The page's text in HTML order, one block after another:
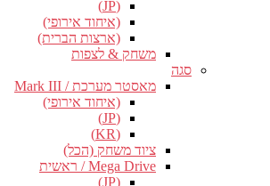
(JP)
(איחוד אירופי)
(ארצות הברית)
משחק & לצפות
סגה
מאסטר מערכת / Mark III
(איחוד אירופי)
(JP)
(KR)
ציוד משחק (הכל)
Mega Drive / ראשית
(JP)